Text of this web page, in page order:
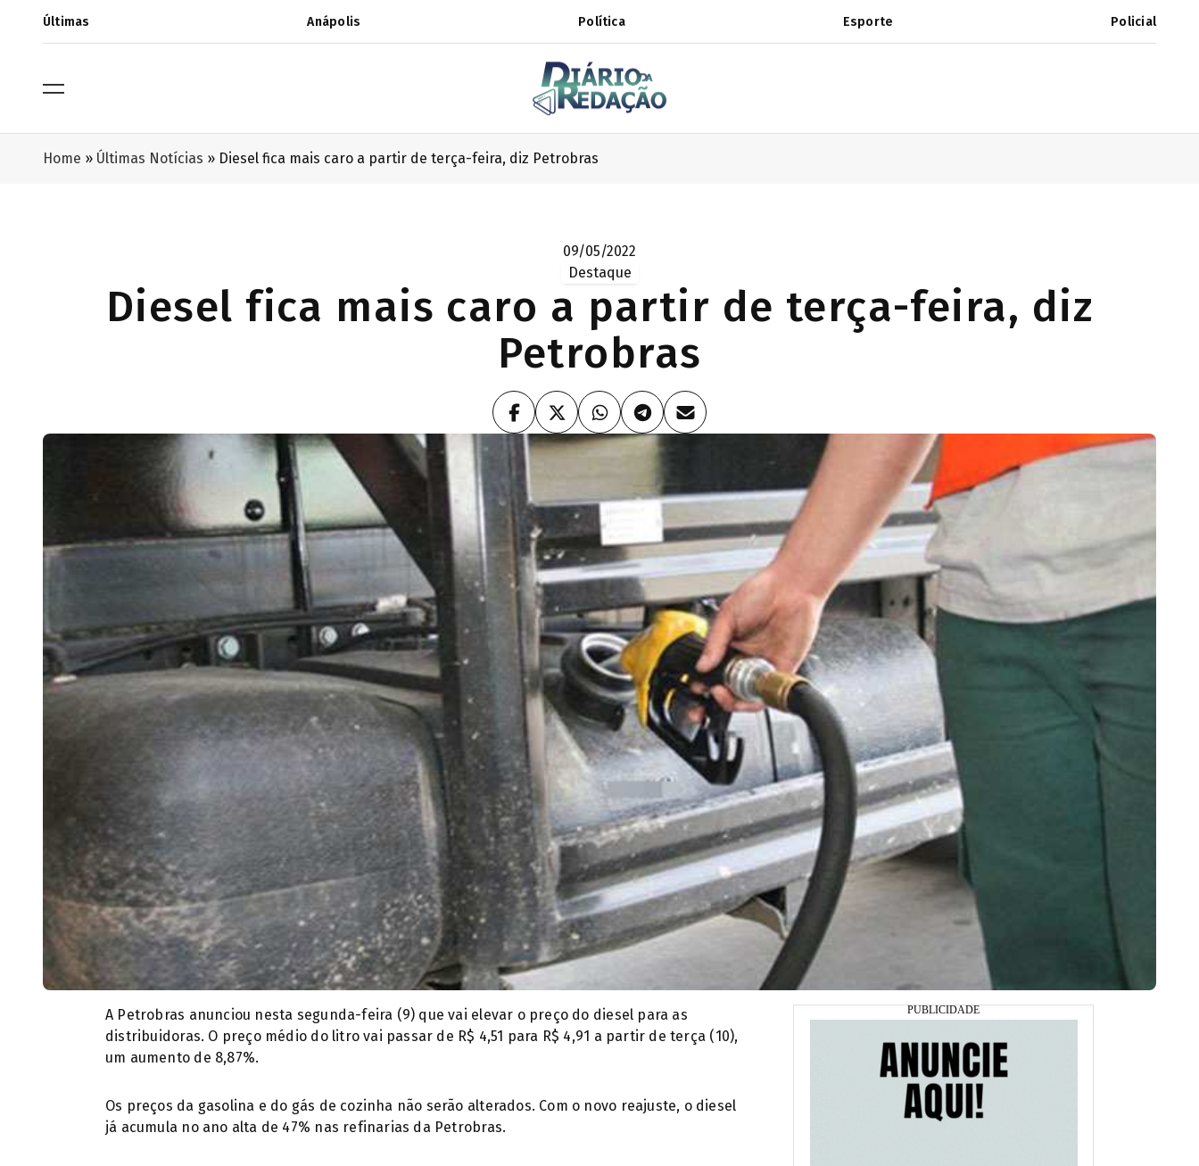
Últimas Anápolis Política Esporte Policial
Home » Últimas Notícias » Diesel fica mais caro a partir de terça-feira, diz Petrobras
09/05/2022
Destaque
Diesel fica mais caro a partir de terça-feira, diz
Petrobras
A Petrobras anunciou nesta segunda-feira (9) que vai elevar o preço do diesel para as
distribuidoras. O preço médio do litro vai passar de R$ 4,51 para R$ 4,91 a partir de terça (10),
um aumento de 8,87%.
Os preços da gasolina e do gás de cozinha não serão alterados. Com o novo reajuste, o diesel
já acumula no ano alta de 47% nas refinarias da Petrobras.